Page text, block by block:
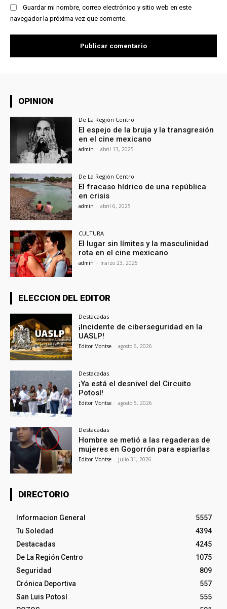
Guardar mi nombre, correo electrónico y sitio web en este
navegador la próxima vez que comente.
OPINION
De La Región Centro
El espejo de la bruja y la transgresión
en el cine mexicano
admin - abril 13, 2025
De La Región Centro
El fracaso hídrico de una república
en crisis
admin - abril 6, 2025
CULTURA
El lugar sin límites y la masculinidad
rota en el cine mexicano
admin - marzo 23, 2025
ELECCION DEL EDITOR
Destacadas
¡Incidente de ciberseguridad en la
UASLP!
Editor Montse - agosto 6, 2026
Destacadas
¡Ya está el desnivel del Circuito
Potosí!
Editor Montse - agosto 5, 2026
Destacadas
Hombre se metió a las regaderas de
mujeres en Gogorrón para espiarlas
Editor Montse - julio 31, 2026
DIRECTORIO
Informacion General
5557
Tu Soledad
4394
Destacadas
4245
De La Región Centro
1075
Seguridad
809
Crónica Deportiva
557
San Luis Potosí
555